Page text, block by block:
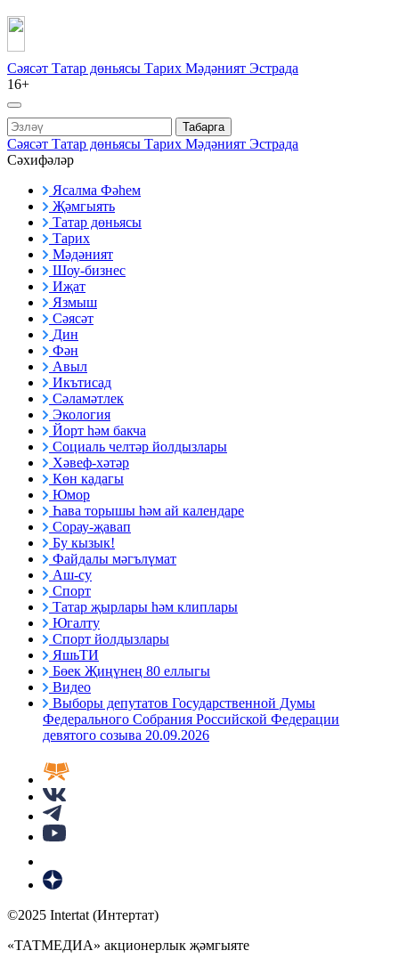
Сәясәт Татар дөньясы Тарих Мәдәният Эстрада
16+
Табарга
Сәясәт Татар дөньясы Тарих Мәдәният Эстрада
Сәхифәләр
Ясалма Фәһем
Җәмгыять
Татар дөньясы
Тарих
Мәдәният
Шоу-бизнес
Иҗат
Язмыш
Сәясәт
Дин
Фән
Авыл
Икътисад
Сәламәтлек
Экология
Йорт һәм бакча
Социаль челтәр йолдызлары
Хәвеф-хәтәр
Көн кадагы
Юмор
Һава торышы һәм ай календаре
Сорау-җавап
Бу кызык!
Файдалы мәгълүмат
Аш-су
Спорт
Татар җырлары һәм клиплары
Югалту
Спорт йолдызлары
ЯшьТИ
Бөек Җиңүнең 80 еллыгы
Видео
Выборы депутатов Государственной Думы
Федерального Собрания Российской Федерации
девятого созыва 20.09.2026
©2025 Intertat (Интертат)
«ТАТМЕДИА» акционерлык җәмгыяте